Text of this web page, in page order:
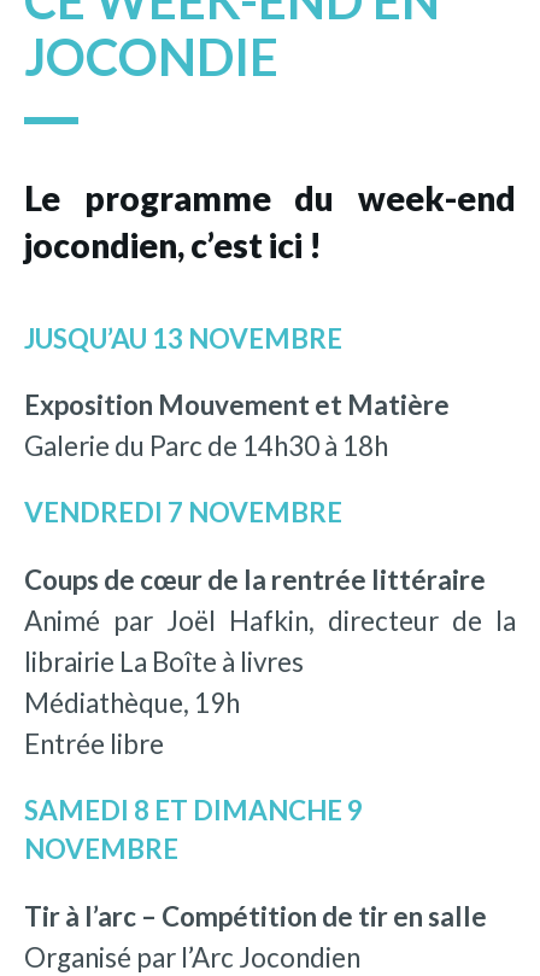
JOCONDIE
Le programme du week-end
jocondien, c’est ici !
JUSQU’AU 13 NOVEMBRE
Exposition Mouvement et Matière
Galerie du Parc de 14h30 à 18h
VENDREDI 7 NOVEMBRE
Coups de cœur de la rentrée littéraire
Animé par Joël Hafkin, directeur de la
librairie La Boîte à livres
Médiathèque, 19h
Entrée libre
SAMEDI 8 ET DIMANCHE 9
NOVEMBRE
Tir à l’arc – Compétition de tir en salle
Organisé par l’Arc Jocondien